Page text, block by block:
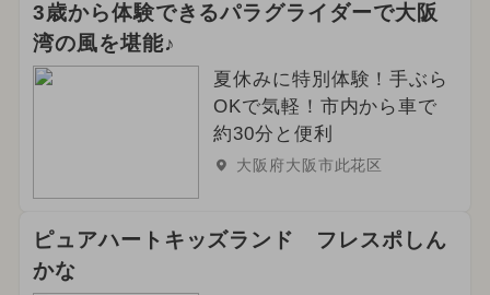
3歳から体験できるパラグライダーで大阪
湾の風を堪能♪
夏休みに特別体験！手ぶら
OKで気軽！市内から車で
約30分と便利
大阪府大阪市此花区
ピュアハートキッズランド フレスポしん
かな